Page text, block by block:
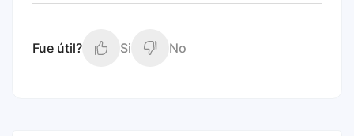
Fue útil? Si No